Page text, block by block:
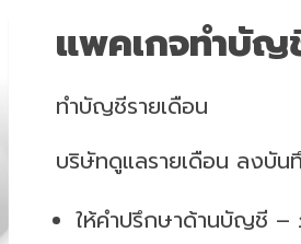
แพคเกจทำบัญ
ทำบัญชีรายเดือน
บริษัทดูแลรายเดือน ลงบั
ให้คำปรึกษาด้านบัญชี –